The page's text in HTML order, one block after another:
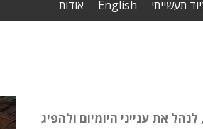
תעשייתי English אודות
את ענייני היומיום ולהפיג